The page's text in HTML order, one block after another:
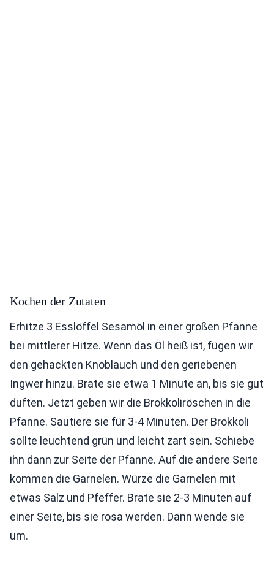
Kochen der Zutaten
Erhitze 3 Esslöffel Sesamöl in einer großen Pfanne
bei mittlerer Hitze. Wenn das Öl heiß ist, fügen wir
den gehackten Knoblauch und den geriebenen
Ingwer hinzu. Brate sie etwa 1 Minute an, bis sie gut
duften. Jetzt geben wir die Brokkoliröschen in die
Pfanne. Sautiere sie für 3-4 Minuten. Der Brokkoli
sollte leuchtend grün und leicht zart sein. Schiebe
ihn dann zur Seite der Pfanne. Auf die andere Seite
kommen die Garnelen. Würze die Garnelen mit
etwas Salz und Pfeffer. Brate sie 2-3 Minuten auf
einer Seite, bis sie rosa werden. Dann wende sie
um.